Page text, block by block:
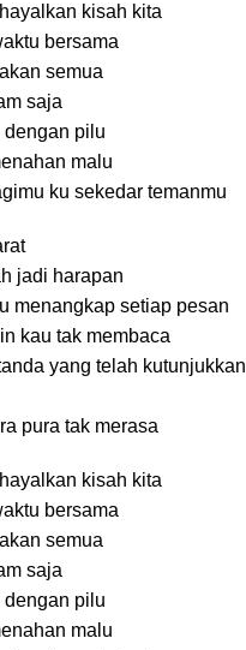
kisah kita
bersama
semua
saja
pilu
malu
ku sekedar temanmu
jadi harapan
menangkap setiap pesan
kau tak membaca
yang telah kutunjukkan
pura tak merasa
kisah kita
bersama
semua
saja
pilu
malu